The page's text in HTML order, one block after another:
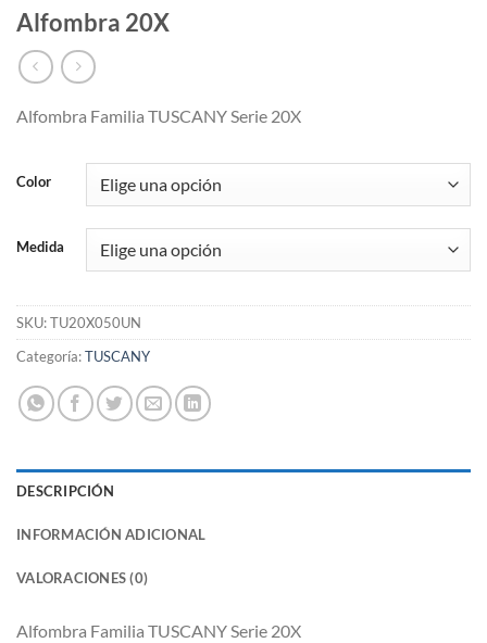
Alfombra 20X
Alfombra Familia TUSCANY Serie 20X
Color
Medida
SKU:TU20X050UN
Categoría:TUSCANY
DESCRIPCIÓN
INFORMACIÓN ADICIONAL
VALORACIONES (0)
Alfombra Familia TUSCANY Serie 20X